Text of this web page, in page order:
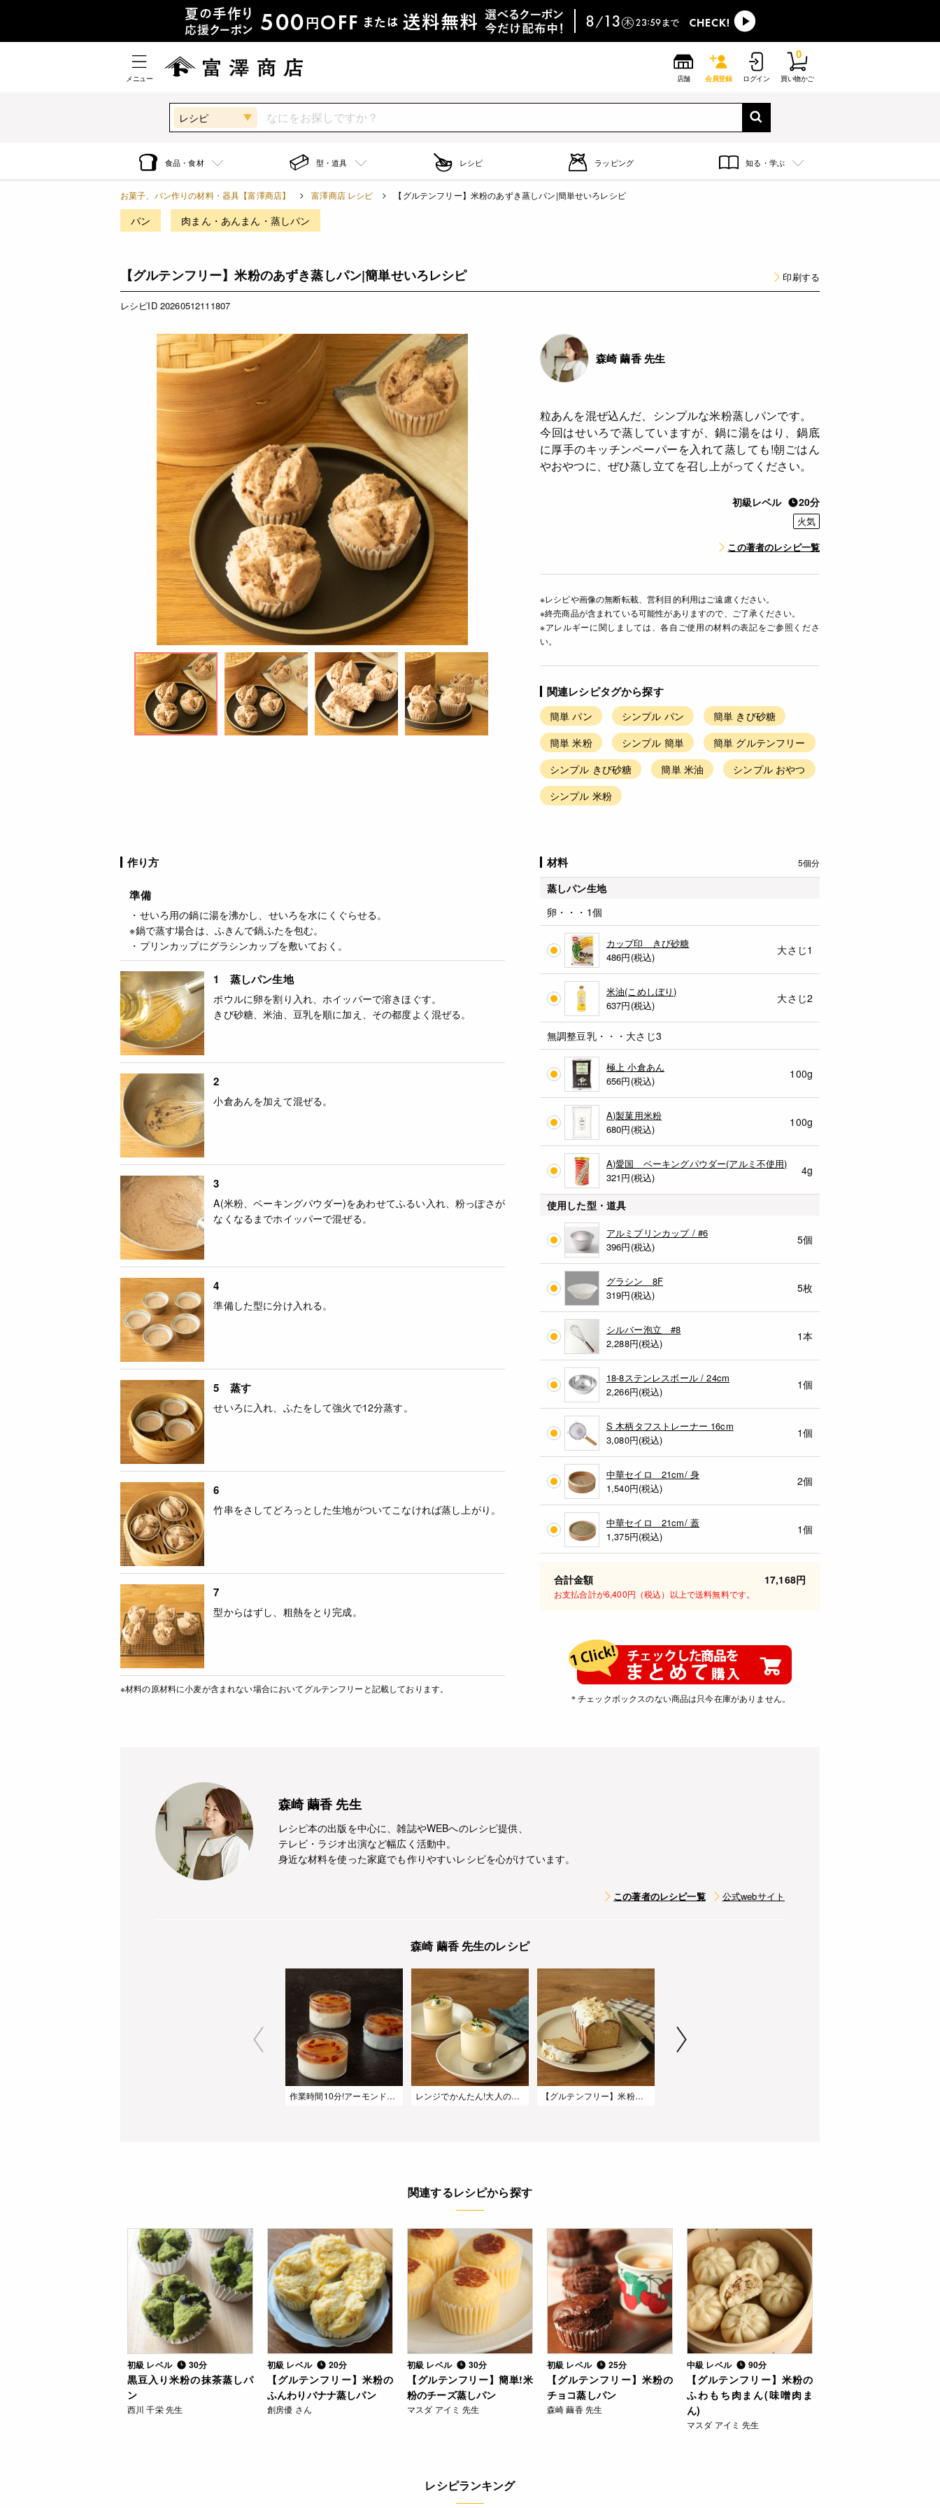
メニュー 店舗 会員登録 ログイン 買い物かご
0
レシピ
食品・食材 型・道具 レシピ ラッピング 知る・学ぶ
お菓子、パン作りの材料・器具【富澤商店】 富澤商店 レシピ 【グルテンフリー】米粉のあずき蒸しパン|簡単せいろレシピ
パン 肉まん・あんまん・蒸しパン
【グルテンフリー】米粉のあずき蒸しパン|簡単せいろレシピ 印刷する
レシピID 20260512111807
森崎 繭香 先生
粒あんを混ぜ込んだ、シンプルな米粉蒸しパンです。
今回はせいろで蒸していますが、鍋に湯をはり、鍋底
に厚手のキッチンペーパーを入れて蒸しても!朝ごはん
やおやつに、ぜひ蒸し立てを召し上がってください。
初級レベル 20分
火気
この著者のレシピ一覧
※レシピや画像の無断転載、営利目的利用はご遠慮ください。
※終売商品が含まれている可能性がありますので、ご了承ください。
※アレルギーに関しましては、各自ご使用の材料の表記をご参照くださ
い。
関連レシピタグから探す
簡単 パン シンプル パン
簡単 きび砂糖
簡単 米粉
シンプル 簡単
簡単 グルテンフリー
シンプル きび砂糖
簡単 米油
シンプル おやつ
シンプル 米粉
材料 5個分
蒸しパン生地
卵・・・1個
カップ印 きび砂糖
486円(税込)
大さじ1
米油(こめしぼり)
637円(税込)
大さじ2
無調整豆乳・・・大さじ3
極上 小倉あん
656円(税込)
100g
A)製菓用米粉
680円(税込)
100g
A)愛国 ベーキングパウダー(アルミ不使用)
321円(税込)
4g
使用した型・道具
アルミプリンカップ / #6
396円(税込)
5個
グラシン 8F
319円(税込)
5枚
シルバー泡立 #8
2,288円(税込)
1本
18-8ステンレスボール / 24cm
2,266円(税込)
1個
S 木柄タフストレーナー 16cm
3,080円(税込)
1個
中華セイロ 21cm/ 身
1,540円(税込)
2個
中華セイロ 21cm/ 蓋
1,375円(税込)
1個
合計金額 17,168円
お支払合計が6,400円（税込）以上で送料無料です。
＊チェックボックスのない商品は只今在庫がありません。
作り方
準備
・せいろ用の鍋に湯を沸かし、せいろを水にくぐらせる。
※鍋で蒸す場合は、ふきんで鍋ふたを包む。
・プリンカップにグラシンカップを敷いておく。
1 蒸しパン生地
ボウルに卵を割り入れ、ホイッパーで溶きほぐす。
きび砂糖、米油、豆乳を順に加え、その都度よく混ぜる。
2
小倉あんを加えて混ぜる。
3
A(米粉、ベーキングパウダー)をあわせてふるい入れ、粉っぽさが
なくなるまでホイッパーで混ぜる。
4
準備した型に分け入れる。
5 蒸す
せいろに入れ、ふたをして強火で12分蒸す。
6
竹串をさしてどろっとした生地がついてこなければ蒸し上がり。
7
型からはずし、粗熱をとり完成。
※材料の原材料に小麦が含まれない場合においてグルテンフリーと記載しております。
森崎 繭香 先生
レシピ本の出版を中心に、雑誌やWEBへのレシピ提供、
テレビ・ラジオ出演など幅広く活動中。
身近な材料を使った家庭でも作りやすいレシピを心がけています。
この著者のレシピ一覧 公式webサイト
森崎 繭香 先生のレシピ
作業時間10分!アーモンドミルクジャスミンゼリー レンジでかんたん!大人のレモンババロア 【グルテンフリー】米粉のヘーゼルナッツパウンドケーキ
関連するレシピから探す
初級 レベル 30分
黒豆入り米粉の抹茶蒸しパ
ン
西川 千栄 先生
初級 レベル 20分
【グルテンフリー】米粉の
ふんわりバナナ蒸しパン
創房優 さん
初級 レベル 30分
【グルテンフリー】簡単!米
粉のチーズ蒸しパン
マスダ アイミ 先生
初級 レベル 25分
【グルテンフリー】米粉の
チョコ蒸しパン
森崎 繭香 先生
中級 レベル 90分
【グルテンフリー】米粉の
ふわもち肉まん(味噌肉ま
ん)
マスダ アイミ 先生
レシピランキング